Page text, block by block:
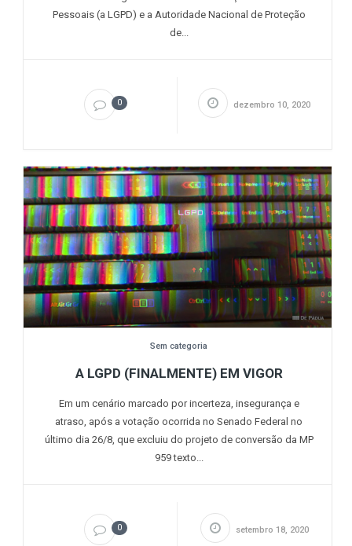
Pessoais (a LGPD) e a Autoridade Nacional de Proteção
de...
0 dezembro 10, 2020
Sem categoria
A LGPD (FINALMENTE) EM VIGOR
Em um cenário marcado por incerteza, insegurança e
atraso, após a votação ocorrida no Senado Federal no
último dia 26/8, que excluiu do projeto de conversão da MP
959 texto...
0 setembro 18, 2020